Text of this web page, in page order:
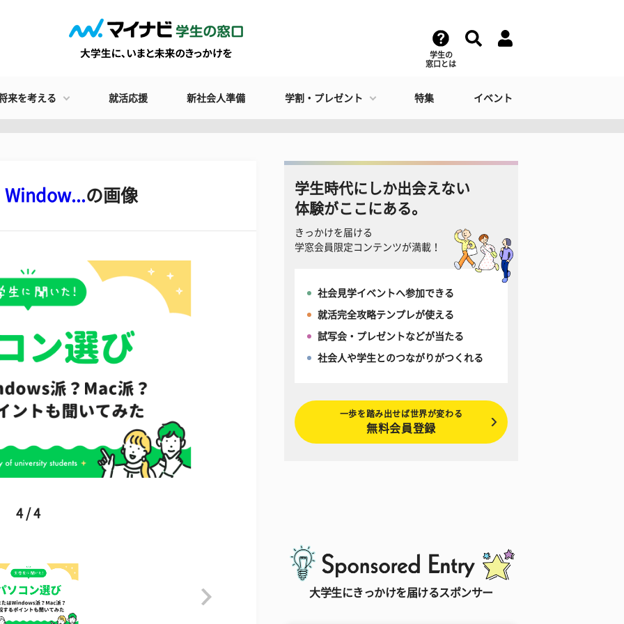
学生の
窓口とは
来を考える 就活応援 新社会人準備 学割・プレゼント 特集 イベント
Window...の画像
4 / 4
学生時代にしか出会えない
体験がここにある。
きっかけを届ける
学窓会員限定コンテンツが満載！
社会見学イベントへ参加できる
就活完全攻略テンプレが使える
試写会・プレゼントなどが当たる
社会人や学生とのつながりがつくれる
一歩を踏み出せば世界が変わる
無料会員登録
大学生にきっかけを届けるスポンサー